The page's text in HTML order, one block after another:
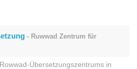
- Ruwwad Zentrum für
Übersetzungszentrums in